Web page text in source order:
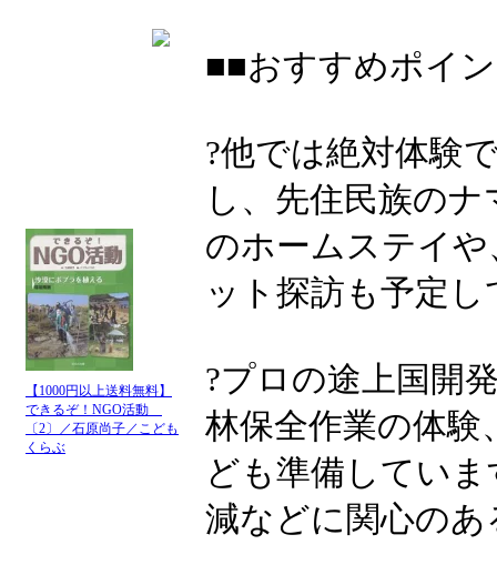
【1000円以上送料無料】
できるぞ！NGO活動
〔2〕／石原尚子／こども
くらぶ
■■おすすめポイ
?他では絶対体験
し、先住民族の
のホームステイ
ット探訪も予定
?プロの途上国開
林保全作業の体
ども準備してい
減などに関心の